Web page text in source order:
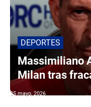
DEPORTES
Massimiliano
Milan tras
25 mayo, 2026